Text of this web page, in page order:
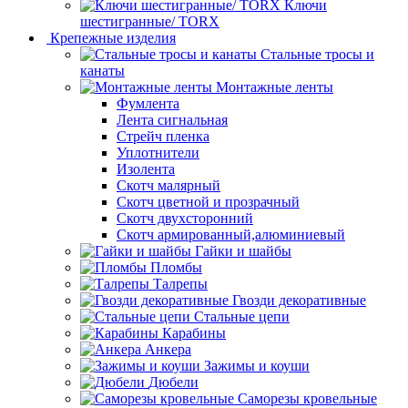
Ключи
шестигранные/ TORX
Крепежные изделия
Стальные тросы и
канаты
Монтажные ленты
Фумлента
Лента сигнальная
Стрейч пленка
Уплотнители
Изолента
Скотч малярный
Скотч цветной и прозрачный
Скотч двухсторонний
Скотч армированный,алюминиевый
Гайки и шайбы
Пломбы
Талрепы
Гвозди декоративные
Стальные цепи
Карабины
Анкера
Зажимы и коуши
Дюбели
Саморезы кровельные